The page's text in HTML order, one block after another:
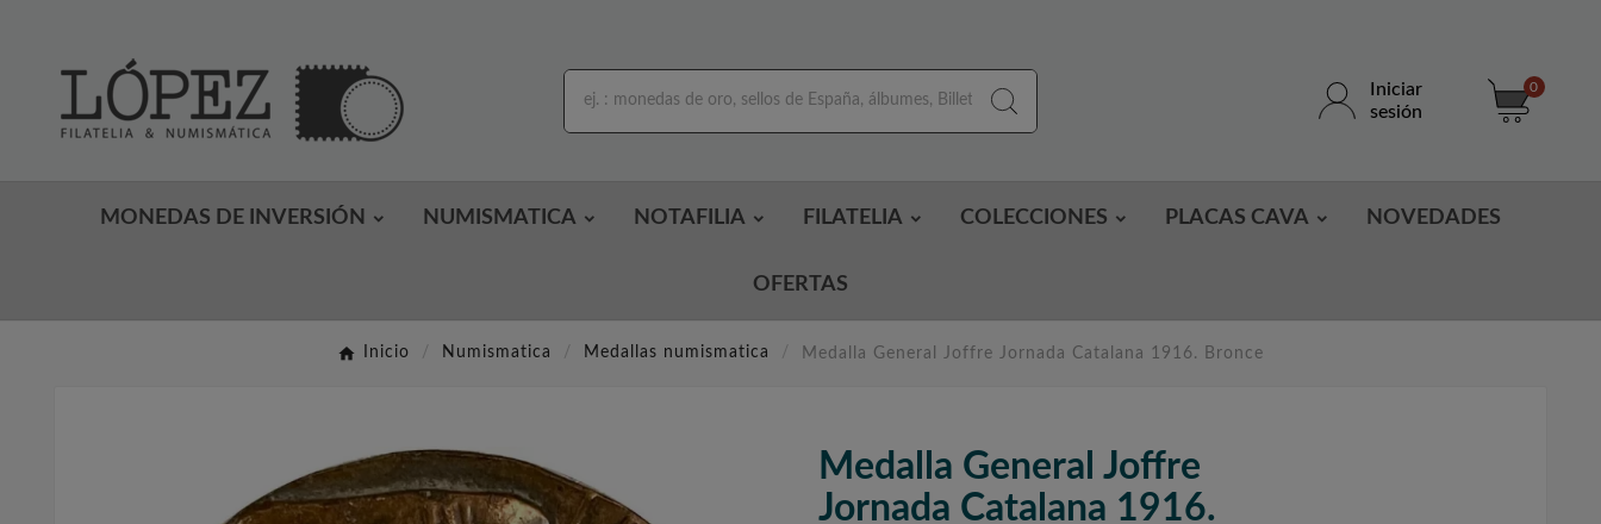
Iniciar
sesión
0
MONEDAS DE INVERSIÓN NUMISMATICA NOTAFILIA FILATELIA COLECCIONES PLACAS CAVA NOVEDADES
OFERTAS
Inicio Numismatica Medallas numismatica Medalla General Joffre Jornada Catalana 1916. Bronce
Medalla General Joffre
Jornada Catalana 1916.